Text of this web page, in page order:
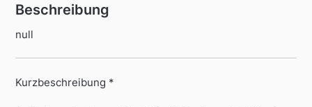
Beschreibung
null
Kurzbeschreibung *